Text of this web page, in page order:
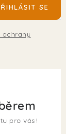
ochrany
SE
pro vás!